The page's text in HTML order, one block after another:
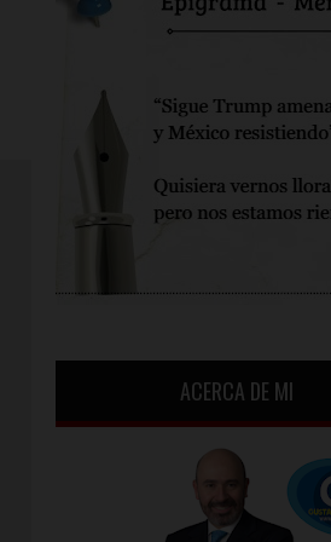
ACERCA DE MI